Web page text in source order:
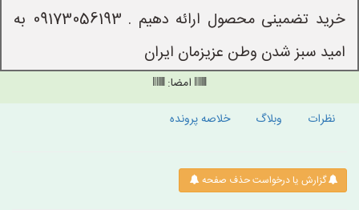
خرید تضمینی محصول ارائه دهیم . 09173056193 به
امید سبز شدن وطن عزیزمان ایران
امضا:
نظرات
وبلاگ خلاصه پرونده
گزارش یا درخواست حذف صفحه